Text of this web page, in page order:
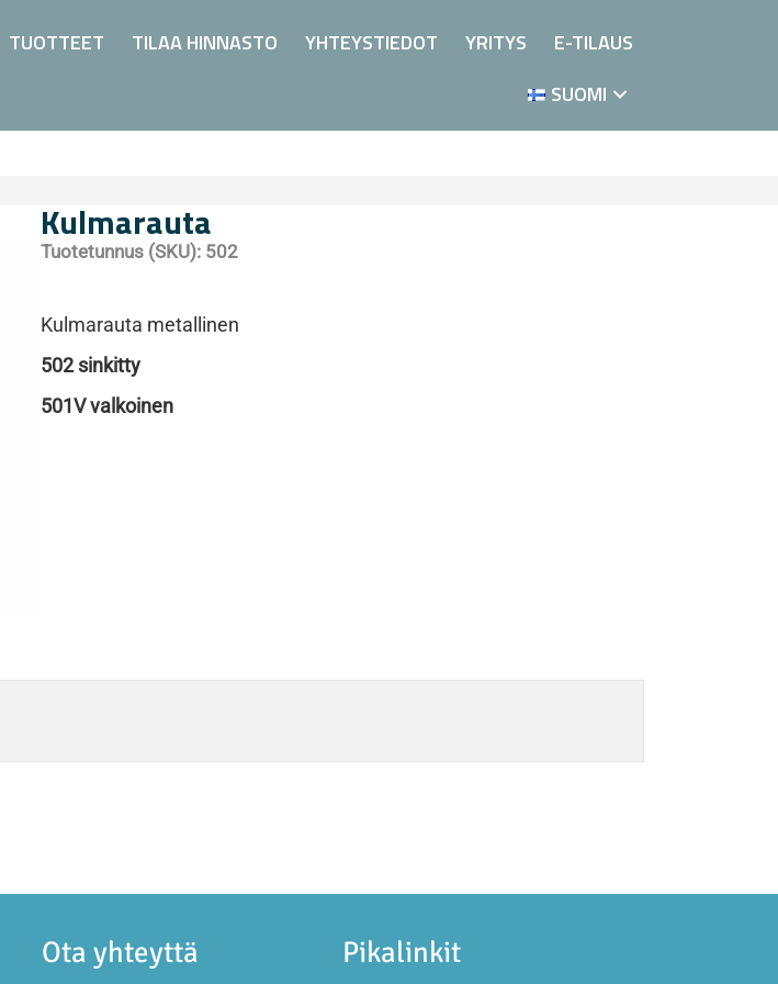
TUOTTEET TILAA HINNASTO YHTEYSTIEDOT YRITYS
E-TILAUS
SUOMI
Kulmarauta
Tuotetunnus (SKU): 502
Kulmarauta metallinen
502 sinkitty
501V valkoinen
Ota yhteyttä Pikalinkit